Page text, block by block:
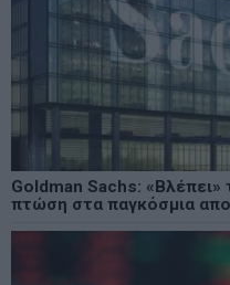
Goldman Sachs:
πτώση στα παγκόσμια